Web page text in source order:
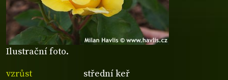
Ilustrační foto.
vzrůst
střední keř